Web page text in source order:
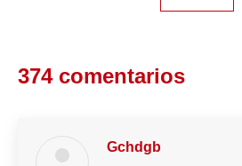
374 comentarios
Gchdgb